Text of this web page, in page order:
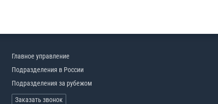
Главное управление
Подразделения в России
Подразделения за рубежом
Заказать звонок